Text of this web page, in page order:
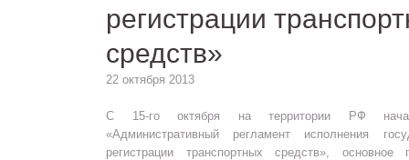
регистрации
средств»
22 октября 2013
С 15-го октября на территории РФ
«Административный регламент исполнения
регистрации транспортных средств», основное